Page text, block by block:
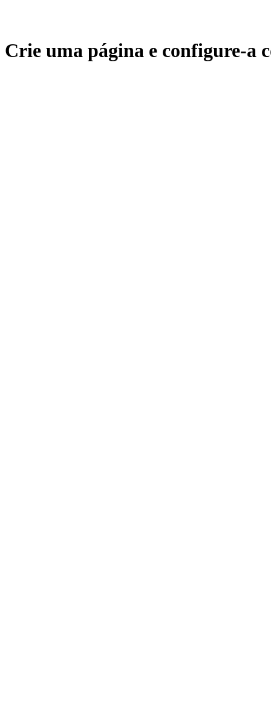
Crie uma página e configure-a